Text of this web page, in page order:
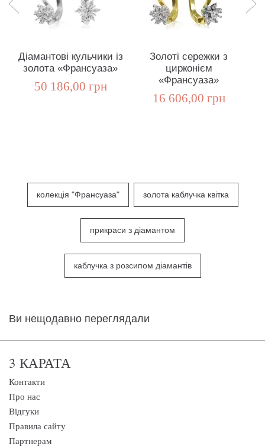
Діамантові кульчики із
золота «Франсуаза»
50 186,00 грн
Золоті сережки з
цирконієм
«Франсуаза»
16 606,00 грн
колекція "Франсуаза" золота каблучка квітка
прикраси з діамантом
каблучка з розсипом діамантів
Ви нещодавно переглядали
3 КАРАТА
Контакти
Про нас
Відгуки
Правила сайту
Партнерам